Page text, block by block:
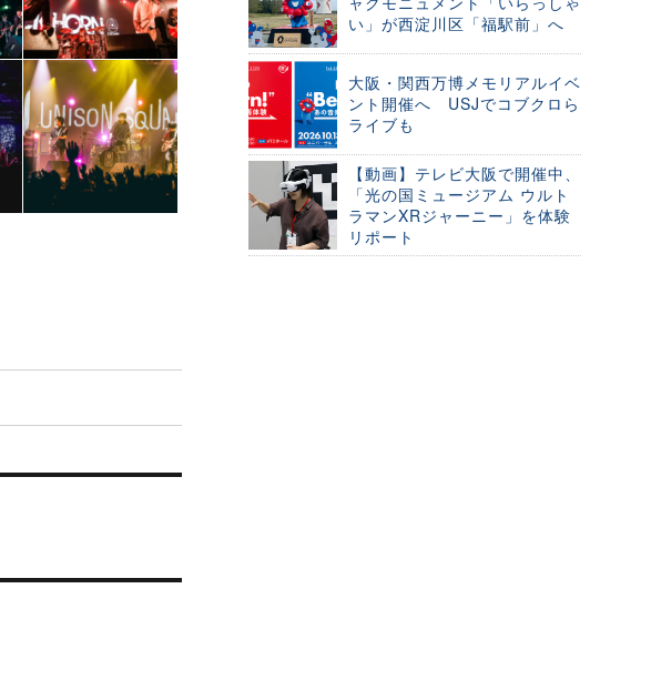
い」が西淀川区「福駅前」へ
大阪・関西万博メモリアルイベ
ント開催へ USJでコブクロら
ライブも
【動画】テレビ大阪で開催中、
「光の国ミュージアム ウルト
ラマンXRジャーニー」を体験
リポート